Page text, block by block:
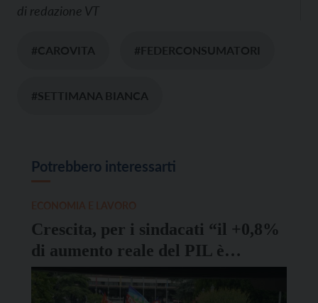
di redazione VT
#CAROVITA #FEDERCONSUMATORI
#SETTIMANA BIANCA
Potrebbero interessarti
Crescita, per i sindacati “il +0,8%
di aumento reale del PIL è
inferiore alle potenzialità del
Trentino”